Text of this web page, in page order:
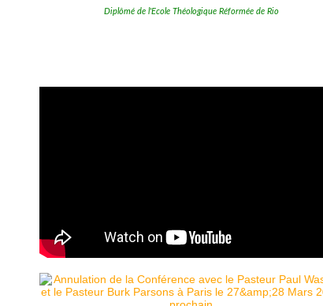
Diplômé de l'Ecole Théologique Réformée de Rio